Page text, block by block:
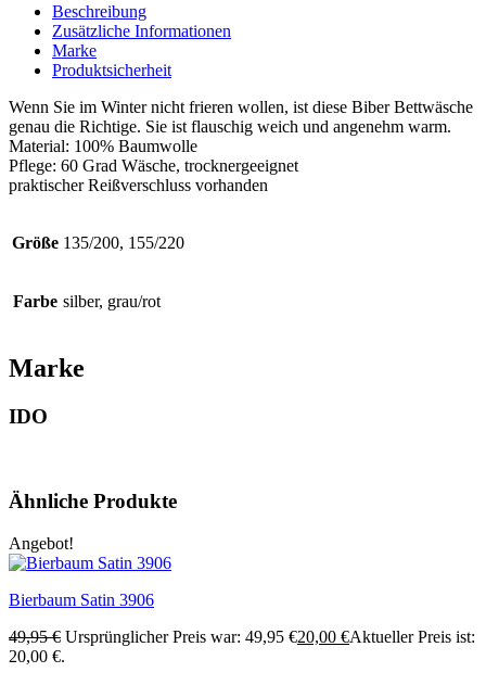
Beschreibung
Zusätzliche Informationen
Marke
Produktsicherheit
Wenn Sie im Winter nicht frieren wollen, ist diese Biber Bettwäsche
genau die Richtige. Sie ist flauschig weich und angenehm warm.
Material: 100% Baumwolle
Pflege: 60 Grad Wäsche, trocknergeeignet
praktischer Reißverschluss vorhanden
Größe 135/200, 155/220
Farbe silber, grau/rot
Marke
IDO
Ähnliche Produkte
Angebot!
Bierbaum Satin 3906
49,95€ Ursprünglicher Preis war: 49,95 €20,00 €Aktueller Preis ist:
20,00 €.